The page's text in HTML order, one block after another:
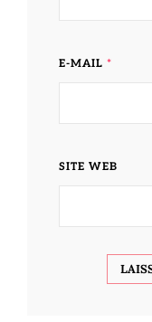
E-MAIL *
SITE WEB